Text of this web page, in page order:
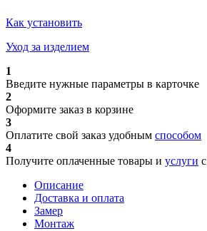
Как установить
Уход за изделием
1
Введите нужные параметры в карточке
2
Оформите заказ в корзине
3
Оплатите свой заказ удобным способом
4
Получите оплаченные товары и услуги с
Описание
Доставка и оплата
Замер
Монтаж